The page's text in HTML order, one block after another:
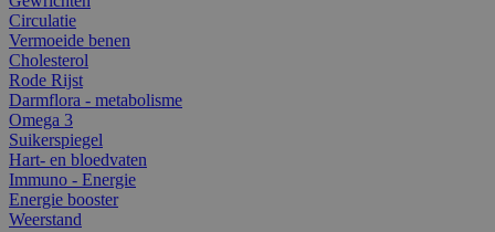
Circulatie
Vermoeide benen
Cholesterol
Rode Rijst
Darmflora - metabolisme
Omega 3
Suikerspiegel
Hart- en bloedvaten
Immuno - Energie
Energie booster
Weerstand